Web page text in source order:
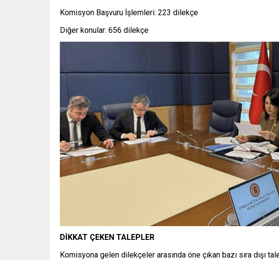
Komisyon Başvuru İşlemleri: 223 dilekçe
Diğer konular: 656 dilekçe
DİKKAT ÇEKEN TALEPLER
Komisyona gelen dilekçeler arasında öne çıkan bazı sıra dışı